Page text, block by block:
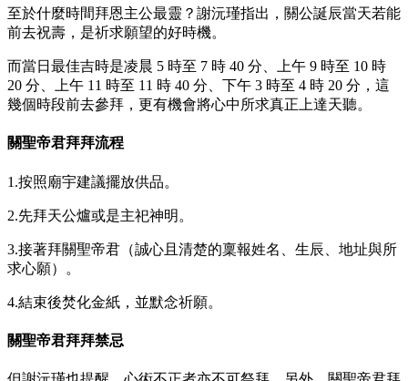
至於什麼時間拜恩主公最靈？謝沅瑾指出，關公誕辰當天若能
前去祝壽，是祈求願望的好時機。
而當日最佳吉時是凌晨 5 時至 7 時 40 分、上午 9 時至 10 時
20 分、上午 11 時至 11 時 40 分、下午 3 時至 4 時 20 分，這
幾個時段前去參拜，更有機會將心中所求真正上達天聽。
關聖帝君拜拜流程
1.按照廟宇建議擺放供品。
2.先拜天公爐或是主祀神明。
3.接著拜關聖帝君（誠心且清楚的稟報姓名、生辰、地址與所
求心願）。
4.結束後焚化金紙，並默念祈願。
關聖帝君拜拜禁忌